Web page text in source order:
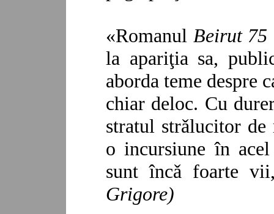
«Romanul Beirut 75
la apariţia sa,
aborda teme despre
chiar deloc. Cu
stratul strǎlucitor de
o incursiune în
sunt încǎ foarte
Grigore)